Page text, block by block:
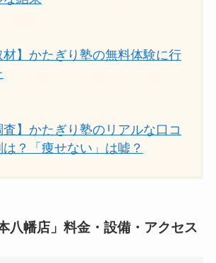
材】かたぎり塾の無料体験に行
査】かたぎり塾のリアルな口コ
は？「痩せない」は嘘？
八幡店」料金・設備・アクセス